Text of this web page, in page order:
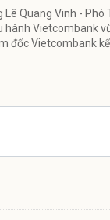
Lê Quang Vinh -
hành Vietcombank
đốc Vietcombank